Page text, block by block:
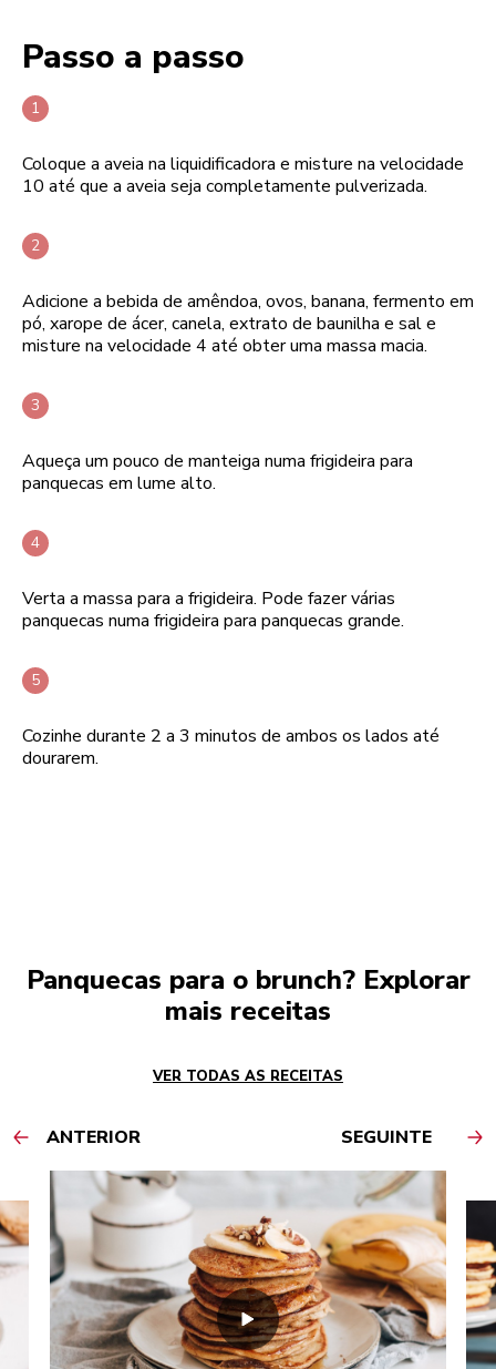
Passo a passo
Coloque a aveia na liquidificadora e misture na velocidade
10 até que a aveia seja completamente pulverizada.
Adicione a bebida de amêndoa, ovos, banana, fermento em
pó, xarope de ácer, canela, extrato de baunilha e sal e
misture na velocidade 4 até obter uma massa macia.
Aqueça um pouco de manteiga numa frigideira para
panquecas em lume alto.
Verta a massa para a frigideira. Pode fazer várias
panquecas numa frigideira para panquecas grande.
Cozinhe durante 2 a 3 minutos de ambos os lados até
dourarem.
Panquecas para o brunch? Explorar
mais receitas
VER TODAS AS RECEITAS
ANTERIOR SEGUINTE